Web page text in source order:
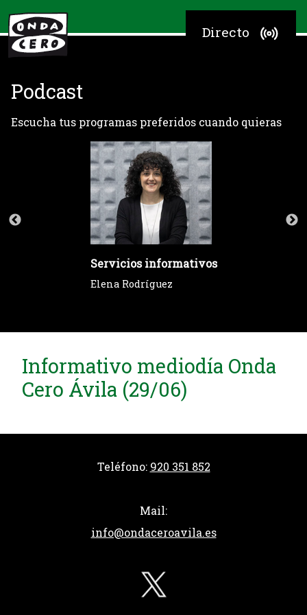
Directo
Podcast
Escucha tus programas preferidos cuando quieras
Servicios informativos
Elena Rodríguez
Informativo mediodía Onda
Cero Ávila (29/06)
Teléfono: 920 351 852
Mail:
info@ondaceroavila.es